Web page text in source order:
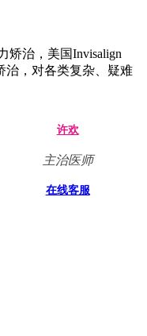
矫治，美国Invisalign
治，对各类复杂、疑难
许欢
主治医师
在线客服